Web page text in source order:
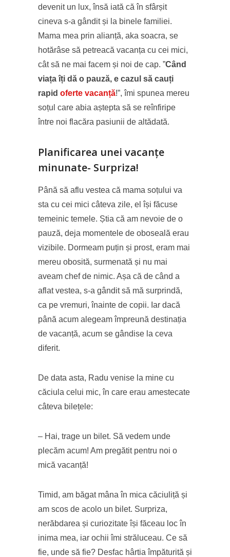
devenit un lux, însă iată că în sfârșit
cineva s-a gândit și la binele familiei.
Mama mea prin alianță, aka soacra, se
hotărâse să petreacă vacanța cu cei mici,
cât să ne mai facem și noi de cap. ”Când
viața îți dă o pauză, e cazul să cauți
rapid oferte vacanță!”, îmi spunea mereu
soțul care abia aștepta să se reînfiripe
între noi flacăra pasiunii de altădată.
Planificarea unei vacanțe
minunate- Surpriza!
Până să aflu vestea că mama soțului va
sta cu cei mici câteva zile, el își făcuse
temeinic temele. Știa că am nevoie de o
pauză, deja momentele de oboseală erau
vizibile. Dormeam puțin și prost, eram mai
mereu obosită, surmenată și nu mai
aveam chef de nimic. Așa că de când a
aflat vestea, s-a gândit să mă surprindă,
ca pe vremuri, înainte de copii. Iar dacă
până acum alegeam împreună destinația
de vacanță, acum se gândise la ceva
diferit.
De data asta, Radu venise la mine cu
căciula celui mic, în care erau amestecate
câteva bilețele:
– Hai, trage un bilet. Să vedem unde
plecăm acum! Am pregătit pentru noi o
mică vacanță!
Timid, am băgat mâna în mica căciuliță și
am scos de acolo un bilet. Surpriza,
nerăbdarea și curiozitate își făceau loc în
inima mea, iar ochii îmi străluceau. Ce să
fie, unde să fie? Desfac hârtia împăturită și